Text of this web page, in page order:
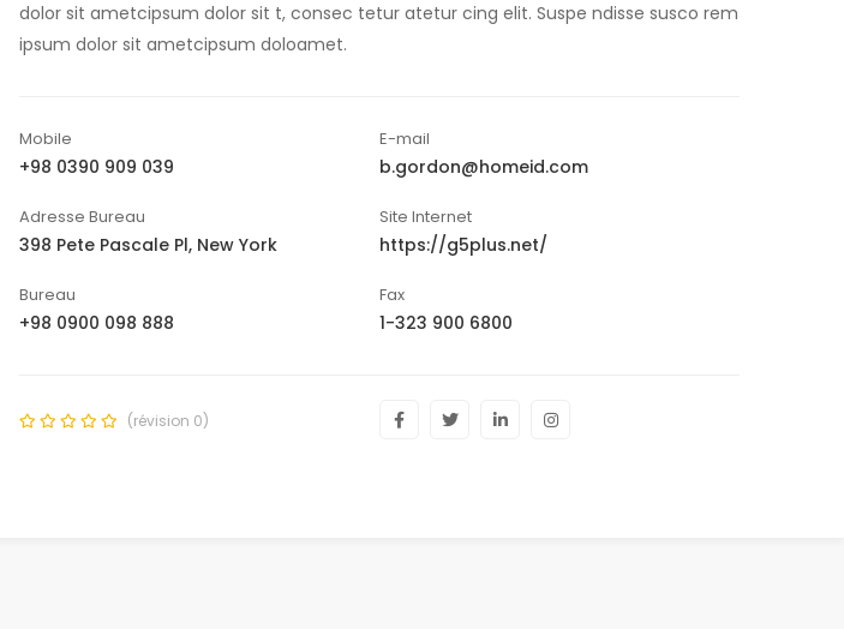
dolor sit ametcipsum dolor sit t, consec tetur atetur cing elit. Suspe ndisse susco rem
ipsum dolor sit ametcipsum doloamet.
Mobile
+98 0390 909 039
E-mail
b.gordon@homeid.com
Adresse Bureau
398 Pete Pascale Pl, New York
Site Internet
https://g5plus.net/
Bureau
+98 0900 098 888
Fax
1-323 900 6800
(révision 0)